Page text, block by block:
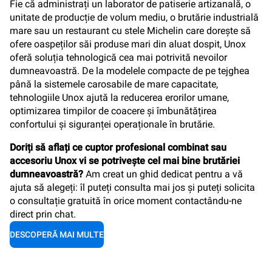
Fie că administrați un laborator de patiserie artizanală, o
unitate de producție de volum mediu, o brutărie industrială
mare sau un restaurant cu stele Michelin care dorește să
ofere oaspeților săi produse mari din aluat dospit, Unox
oferă soluția tehnologică cea mai potrivită nevoilor
dumneavoastră. De la modelele compacte de pe tejghea
până la sistemele carosabile de mare capacitate,
tehnologiile Unox ajută la reducerea erorilor umane,
optimizarea timpilor de coacere și îmbunătățirea
confortului și siguranței operaționale în brutărie.
Doriți să aflați ce cuptor profesional combinat sau
accesoriu Unox vi se potrivește cel mai bine brutăriei
dumneavoastră? Am creat un ghid dedicat pentru a vă
ajuta să alegeți: îl puteți consulta mai jos și puteți solicita
o consultație gratuită în orice moment contactându-ne
direct prin chat.
DESCOPERĂ MAI MULTE